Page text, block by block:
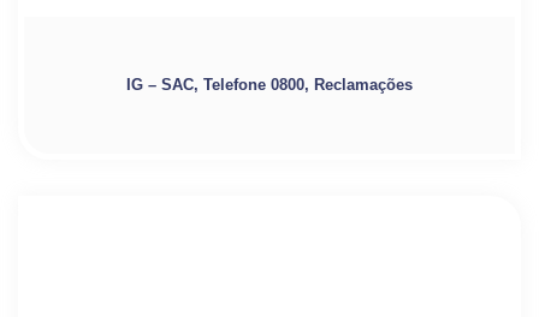
IG – SAC, Telefone 0800, Reclamações